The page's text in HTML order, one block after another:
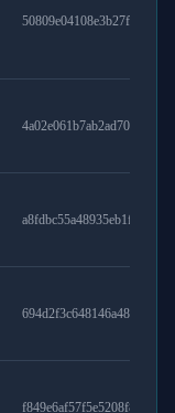
50809e04108e3b27fab1
4a02e061b7ab2ad70840
a8fdbc55a48935eb1fb5
694d2f3c648146a487c2
f849e6af57f5e5208f8a